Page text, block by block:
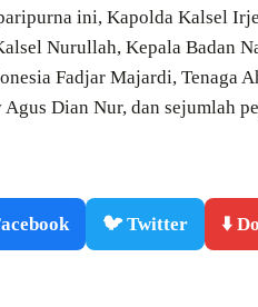
ini, Kapolda Kalsel
Nurullah, Kepala Badan
Fadjar Majardi, Tenaga
Agus Dian Nur, dan sejumlah
🐦 Twitter
⬇️